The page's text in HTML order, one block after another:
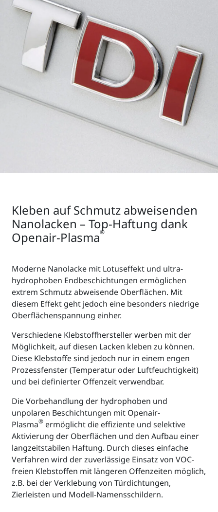
Kleben auf Schmutz abweisenden
Nanolacken – Top-Haftung dank
Openair-Plasma®
Moderne Nanolacke mit Lotuseffekt und ultra-
hydrophoben Endbeschichtungen ermöglichen
extrem Schmutz abweisende Oberflächen. Mit
diesem Effekt geht jedoch eine besonders niedrige
Oberflächenspannung einher.
Verschiedene Klebstoffhersteller werben mit der
Möglichkeit, auf diesen Lacken kleben zu können.
Diese Klebstoffe sind jedoch nur in einem engen
Prozessfenster (Temperatur oder Luftfeuchtigkeit)
und bei definierter Offenzeit verwendbar.
Die Vorbehandlung der hydrophoben und
unpolaren Beschichtungen mit Openair-
Plasma® ermöglicht die effiziente und selektive
Aktivierung der Oberflächen und den Aufbau einer
langzeitstabilen Haftung. Durch dieses einfache
Verfahren wird der zuverlässige Einsatz von VOC-
freien Klebstoffen mit längeren Offenzeiten möglich,
z.B. bei der Verklebung von Türdichtungen,
Zierleisten und Modell-Namensschildern.